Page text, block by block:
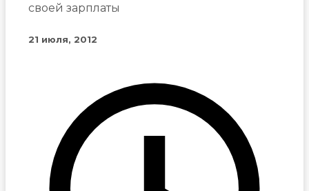
своей зарплаты
21 июля, 2012